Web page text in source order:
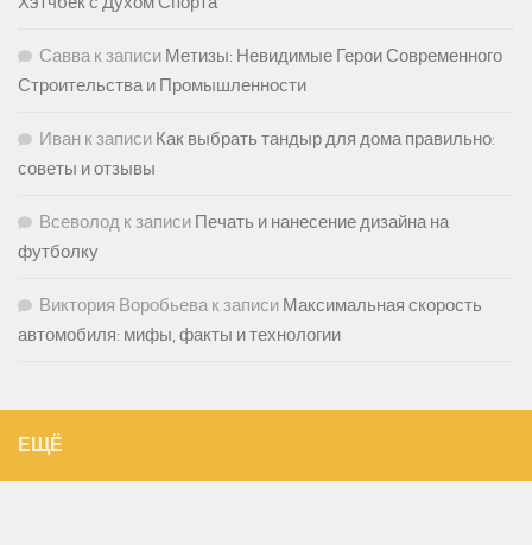
Саввак записи Метизы: Невидимые Герои Современного
Строительства и Промышленности
Иван к записи Как выбрать тандыр для дома правильно:
советы и отзывы
Всеволод к записи Печать и нанесение дизайна на
футболку
Виктория Воробьевак записи Максимальная скорость
автомобиля: мифы, факты и технологии
ЕЩЁ